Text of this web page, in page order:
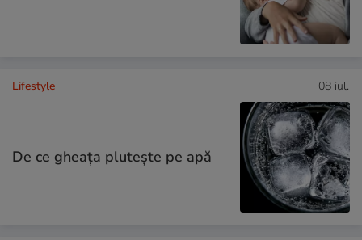
Lifestyle 08 iul.
De ce gheața plutește pe apă